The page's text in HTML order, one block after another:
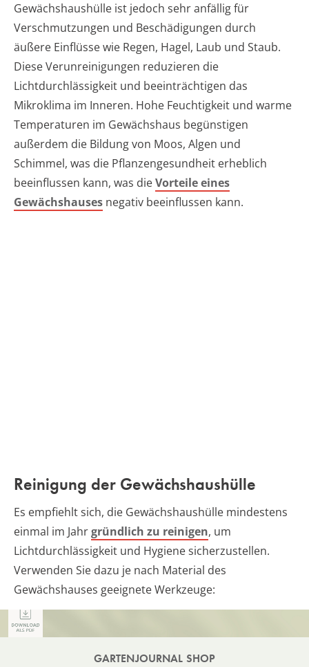
Gewächshaushülle ist jedoch sehr anfällig für
Verschmutzungen und Beschädigungen durch
äußere Einflüsse wie Regen, Hagel, Laub und Staub.
Diese Verunreinigungen reduzieren die
Lichtdurchlässigkeit und beeinträchtigen das
Mikroklima im Inneren. Hohe Feuchtigkeit und warme
Temperaturen im Gewächshaus begünstigen
außerdem die Bildung von Moos, Algen und
Schimmel, was die Pflanzengesundheit erheblich
beeinflussen kann, was dieVorteile eines
Gewächshauses negativ beeinflussen kann.
Reinigung der Gewächshaushülle
Es empfiehlt sich, die Gewächshaushülle mindestens
einmal im Jahrgründlich zu reinigen, um
Lichtdurchlässigkeit und Hygiene sicherzustellen.
Verwenden Sie dazu je nach Material des
Gewächshauses geeignete Werkzeuge:
GARTENJOURNAL SHOP